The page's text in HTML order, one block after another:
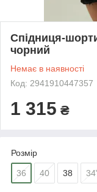
Спідниця-
чорний
Немає в наявності
Код: 2941910447357
1 315 ₴
Розмір
36 40 38